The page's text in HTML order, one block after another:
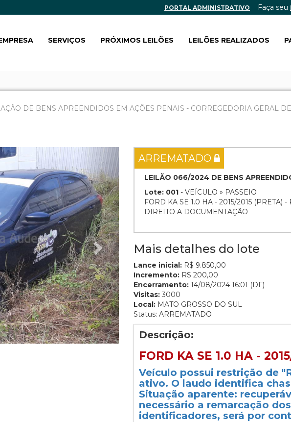
PORTAL ADMINISTRATIVO Faça seu
SERVIÇOS PRÓXIMOS LEILÕES LEILÕES REALIZADOS
DE BENS APREENDIDOS EM AÇÕES PENAIS - CORREGEDORIA GERAL
Next ARREMATADO
LEILÃO 066/2024 DE BENS
Lote: 001 - VEÍCULO » PASSEIO
FORD KA SE 1.0 HA - 2015/2015 (PRETA)
DIREITO A DOCUMENTAÇÃO
Mais detalhes do lote
Lance inicial: R$ 9.850,00
Incremento: R$ 200,00
Encerramento: 14/08/2024 16:01 (DF)
Visitas: 3000
Local: MATO GROSSO DO SUL
Status: ARREMATADO
Descrição:
FORD KA SE 1.0 HA -
Veículo possui restrição de
ativo. O laudo identifica
Situação aparente:
necessário a remarcação
identificadores, será por